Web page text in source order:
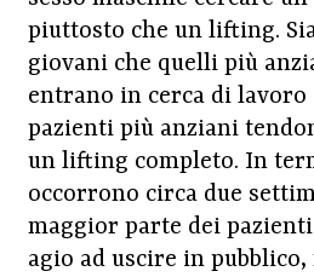
piuttosto che un lifting.
giovani che quelli più
entrano in cerca di lavoro
pazienti più anziani
un lifting completo. In
occorrono circa due
maggior parte dei
agio ad uscire in pubblico,